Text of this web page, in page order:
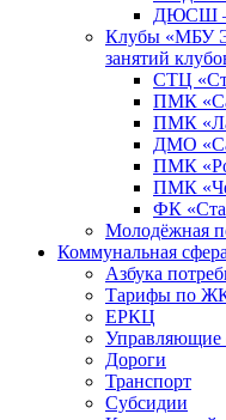
ДЮСШ
Клубы «МБУ
занятий
СТЦ
ПМК
ПМК
ДМО
ПМК
ПМК
ФК
Молодёжная
Коммунальная
Азбука
Тарифы по
ЕРКЦ
Управляющие
Дороги
Транспорт
Субсидии